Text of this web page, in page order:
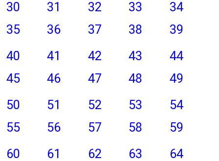
30
31 32 33
34
35
36 37 38
39
40
41 42 43
44
45
46 47 48
49
50
51 52 53
54
55
56 57 58
59
60
61 62 63
64